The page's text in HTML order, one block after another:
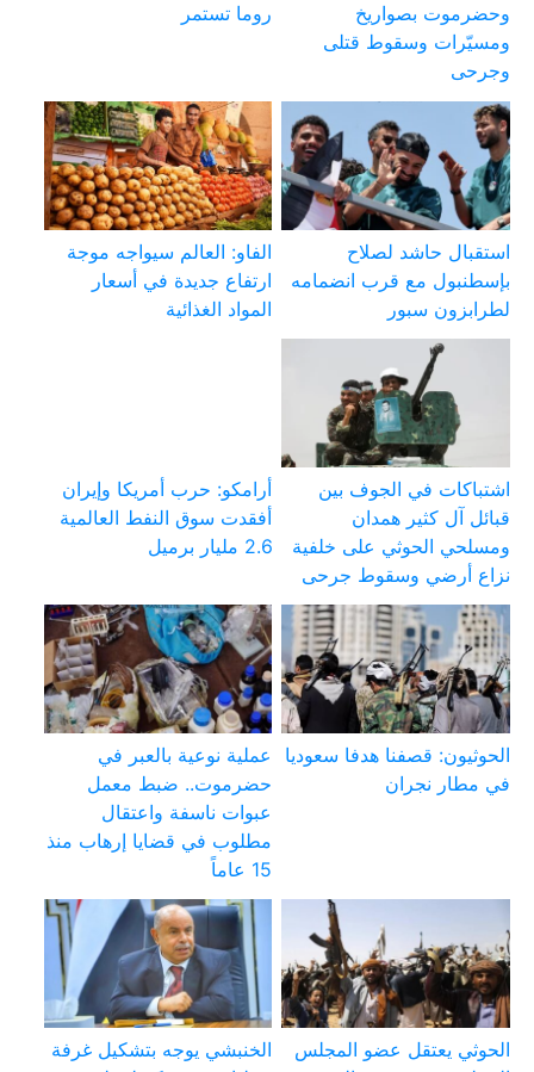
وحضرموت بصواريخ
ومسيّرات وسقوط قتلى
وجرحى
روما تستمر
استقبال حاشد لصلاح
بإسطنبول مع قرب انضمامه
لطرابزون سبور
الفاو: العالم سيواجه موجة
ارتفاع جديدة في أسعار
المواد الغذائية
اشتباكات في الجوف بين
قبائل آل كثير همدان
ومسلحي الحوثي على خلفية
نزاع أرضي وسقوط جرحى
أرامكو: حرب أمريكا وإيران
أفقدت سوق النفط العالمية
2.6 مليار برميل
الحوثيون: قصفنا هدفا سعوديا
في مطار نجران
عملية نوعية بالعبر في
حضرموت.. ضبط معمل
عبوات ناسفة واعتقال
مطلوب في قضايا إرهاب منذ
15 عاماً
الحوثي يعتقل عضو المجلس
الخنبشي يوجه بتشكيل غرفة